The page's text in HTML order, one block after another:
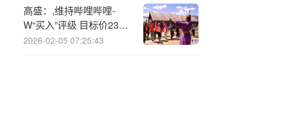
高盛：,维持哔哩哔哩-
W“买入”评级 目标价234
港元
2026-02-05 07:25:43